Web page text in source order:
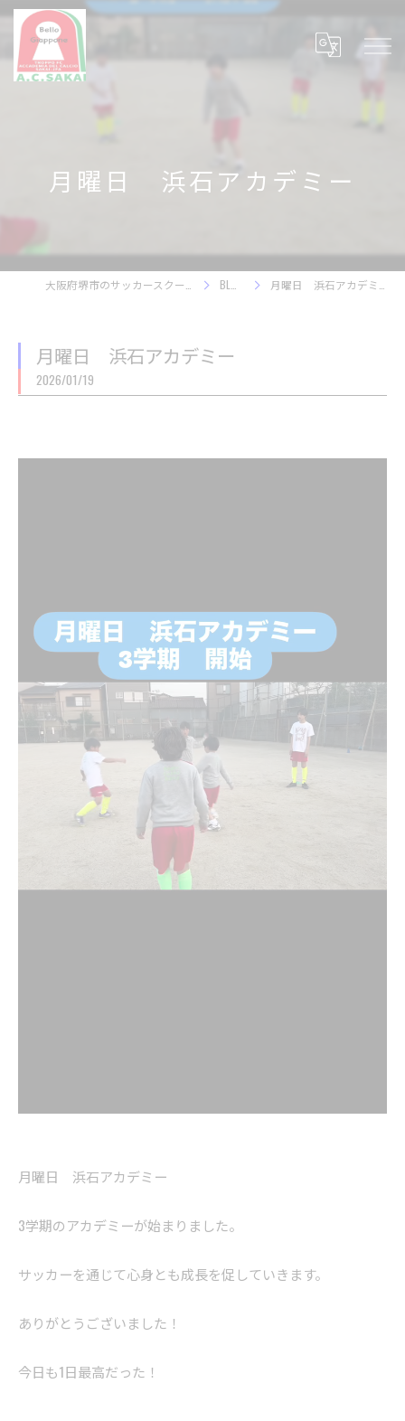
月曜日 浜石アカデミー
BLOG 月曜日 浜石アカデミー
月曜日 浜石アカデミー
2026/01/19
月曜日 浜石アカデミー
3学期のアカデミーが始まりました。
サッカーを通じて心身とも成長を促していきます。
ありがとうございました！
今日も1日最高だった！